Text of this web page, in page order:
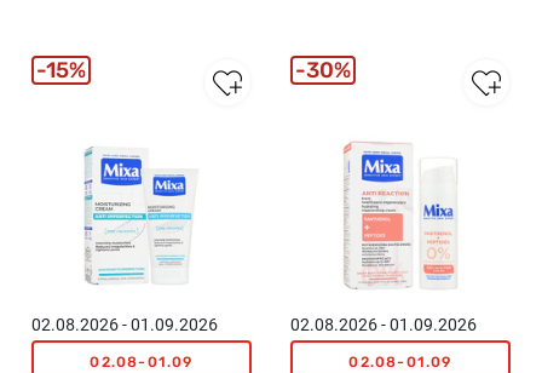
02.08.2026 - 01.09.2026
02.08-01.09
15%
02.08.2026 - 01.09.2026
02.08-01.09
30%